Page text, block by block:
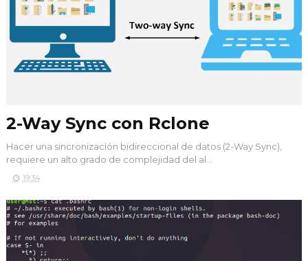
2-Way Sync con Rclone
Hacer una sincronización bidireccional de datos (2-Way Sync),
requiere un alto grado de complejidad del al...
19:34